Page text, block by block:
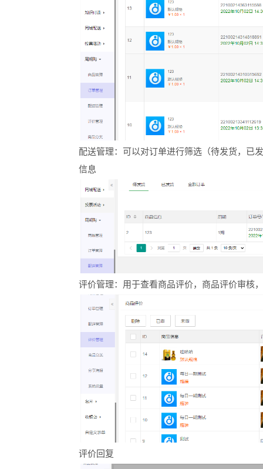
配送管理：可以对订单进行筛选（待发货，已
信息
评价管理：用于查看商品评价，商品评价审核
评价回复